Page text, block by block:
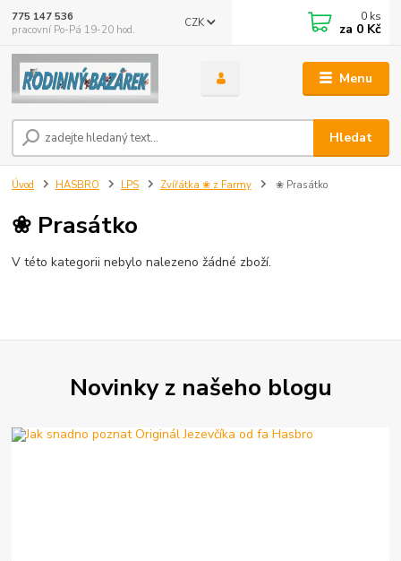
Menu
CZK
Hledat
775 147 536
pracovní Po-Pá 19-20 hod.
0 ks
za 0 Kč
Úvod HASBRO LPS Zvířátka ❀ z Farmy ❀ Prasátko
❀ Prasátko
V této kategorii nebylo nalezeno žádné zboží.
Novinky z našeho blogu